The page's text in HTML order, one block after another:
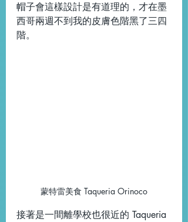
帽子會這樣設計是有道理的，才在墨
西哥兩週不到我的皮膚色階黑了三四
階。
蒙特雷美食 Taqueria Orinoco
接著是一間離學校也很近的 Taqueria